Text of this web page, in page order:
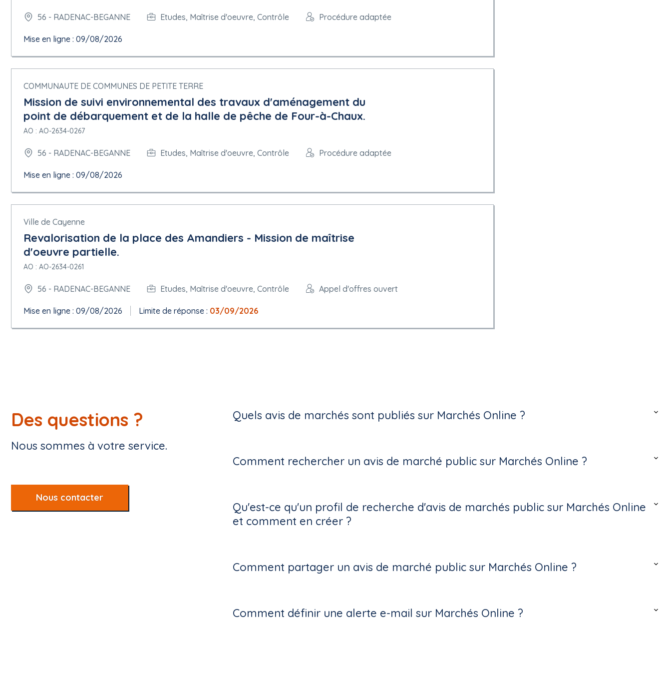
56 - RADENAC-BEGANNE Etudes, Maîtrise d'oeuvre, Contrôle Procédure adaptée
Mise en ligne : 09/08/2026
COMMUNAUTE DE COMMUNES DE PETITE TERRE
Mission de suivi environnemental des travaux d'aménagement du
point de débarquement et de la halle de pêche de Four-à-Chaux.
AO : AO-2634-0267
56 - RADENAC-BEGANNE Etudes, Maîtrise d'oeuvre, Contrôle Procédure adaptée
Mise en ligne : 09/08/2026
Ville de Cayenne
Revalorisation de la place des Amandiers - Mission de maîtrise
d'oeuvre partielle.
AO : AO-2634-0261
56 - RADENAC-BEGANNE Etudes, Maîtrise d'oeuvre, Contrôle Appel d'offres ouvert
Mise en ligne : 09/08/2026 Limite de réponse : 03/09/2026
Des questions ?
Nous sommes à votre service.
Nous contacter
Quels avis de marchés sont publiés sur Marchés Online ?
Comment rechercher un avis de marché public sur Marchés Online ?
Qu'est-ce qu'un profil de recherche d'avis de marchés public sur Marchés Online
et comment en créer ?
Comment partager un avis de marché public sur Marchés Online ?
Comment définir une alerte e-mail sur Marchés Online ?